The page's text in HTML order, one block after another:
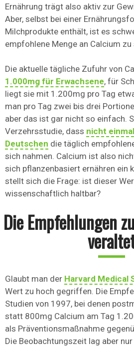
Ernährung trägt also aktiv zur
Aber, selbst bei einer
Milchprodukte enthält, ist es
empfohlene Menge an Calcium zu
Die aktuelle tägliche Zufuhr von
1.000mg für Erwachsene, für
liegt sie mit 1.200mg pro Tag
man pro Tag zwei bis drei
aber das ist gar nicht so einfach.
Verzehrsstudie, dass nicht
Deutschen die täglich
sich nahmen. Calcium ist also
sich pflanzenbasiert ernähren ein
stellt sich die Frage: ist dieser
wissenschaftlich haltbar?
Die Empfehlungen
Glaubt man der Harvard Medical
Wert zu hoch gegriffen. Die
Studien von 1997, bei denen
statt 800mg Calcium am Tag
als Präventionsmaßnahme
Die Beobachtungszeit lag aber